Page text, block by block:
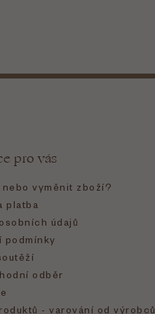
pro vás
vyměnit zboží?
platba
údajů
podmínky
odběr
- varování od výrobců